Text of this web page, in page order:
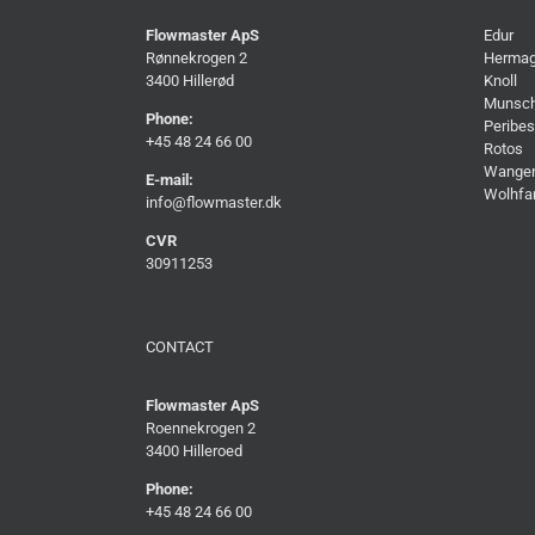
Flowmaster ApS
Rønnekrogen 2
3400 Hillerød
Phone:
+45 48 24 66 00
E-mail:
info@flowmaster.dk
CVR
30911253
CONTACT
Flowmaster ApS
Roennekrogen 2
3400 Hilleroed
Phone:
+45 48 24 66 00
Edur
Knoll
Rotos